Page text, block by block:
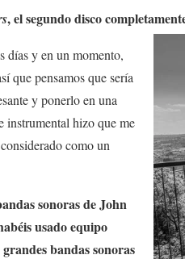
, el segundo disco
días y en un momento,
que pensamos que sería
y ponerlo en una
instrumental hizo que me
como un
sonoras de John
usado equipo
bandas sonoras